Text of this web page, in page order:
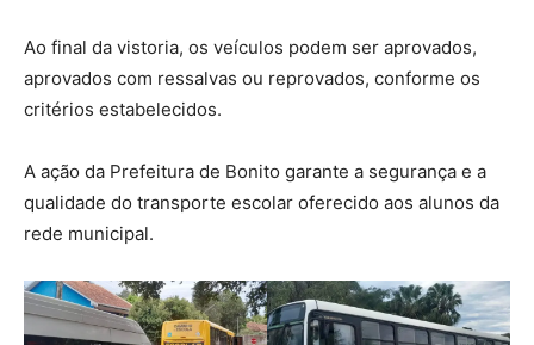
Ao final da vistoria, os veículos podem ser aprovados,
aprovados com ressalvas ou reprovados, conforme os
critérios estabelecidos.
A ação da Prefeitura de Bonito garante a segurança e a
qualidade do transporte escolar oferecido aos alunos da
rede municipal.